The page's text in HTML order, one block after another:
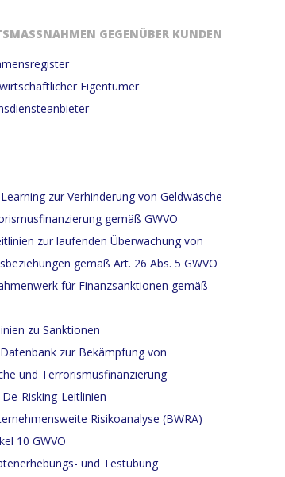
GEGENÜBER KUNDEN
Eigentümer
zur Verhinderung von Geldwäsche
gemäß GWVO
zur laufenden Überwachung von
gemäß Art. 26 Abs. 5 GWVO
für Finanzsanktionen gemäß
zu Sanktionen
zur Bekämpfung von
und Terrorismusfinanzierung
Risking-Leitlinien
Risikoanalyse (BWRA)
10 GWVO
und Testübung